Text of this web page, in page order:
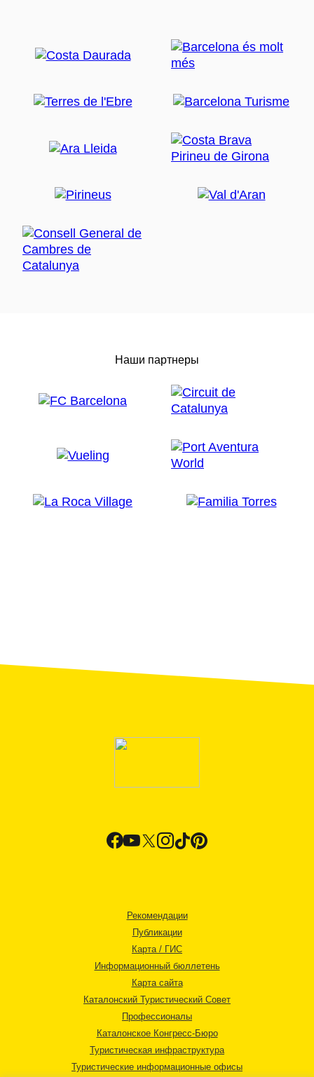
Наши партнеры
Рекомендации
Публикации
Карта / ГИС
Информационный бюллетень
Карта сайта
Каталонский Туристический Совет
Профессионалы
Каталонское Конгресс-Бюро
Туристическая инфраструктура
Туристические информационные офисы